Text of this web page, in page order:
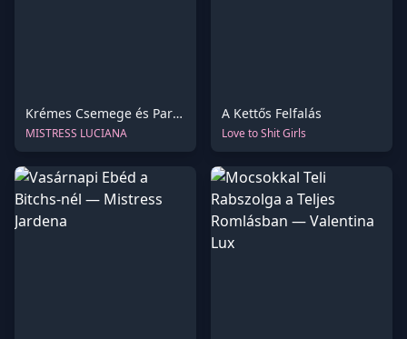
Krémes Csemege és Parti Kóstoló
MISTRESS LUCIANA
A Kettős Felfalás
Love to Shit Girls